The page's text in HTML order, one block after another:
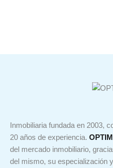
Inmobiliaria fundada en 2003,
20 años de experiencia.
del mercado inmobiliario,
del mismo, su especialización